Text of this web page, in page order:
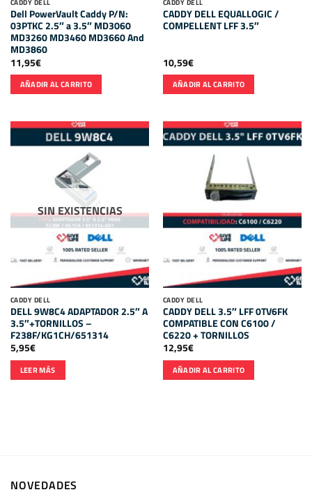
CADDY DELL
Dell PowerVault Caddy P/N:
03PTKC 2.5″ a 3.5″ MD3060
MD3260 MD3460 MD3660 And
MD3860
11,95€
AÑADIR AL CARRITO
CADDY DELL
CADDY DELL EQUALLOGIC /
COMPELLENT LFF 3.5″
10,59€
AÑADIR AL CARRITO
SIN EXISTENCIAS
CADDY DELL
DELL 9W8C4 ADAPTADOR 2.5″ A
3.5″+TORNILLOS –
F238F/KG1CH/651314
5,95€
LEER MÁS
CADDY DELL
CADDY DELL 3.5″ LFF 0TV6FK
COMPATIBLE CON C6100 /
C6220 + TORNILLOS
12,95€
AÑADIR AL CARRITO
NOVEDADES